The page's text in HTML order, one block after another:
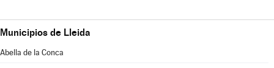
Municipios de Lleida
Abella de la Conca